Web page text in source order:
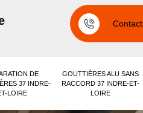
Contact
DE
37 INDRE-
LOIRE
GOUTTIÈRES ALU SANS
RACCORD 37 INDRE-ET-
LOIRE